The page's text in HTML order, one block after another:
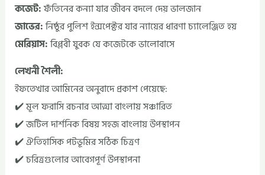
কজেট:ফঁতিনের কন্যা যার জীবন বদলে দেয় ভালজান
জাভের:নিষ্ঠুর পুলিশ ইন্সপেক্টর যার ন্যায়ের ধারণা চ্যালেঞ্জিত হয়
মেরিয়াস:বিপ্লবী যুবক যে কজেটকে ভালোবাসে
লেখনী শৈলী:
ইফতেখার আমিনের অনুবাদে প্রকাশ পেয়েছে:
✔️ মূল ফরাসি রচনার আত্মা বাংলায় সঞ্চারিত
✔️ জটিল দার্শনিক বিষয় সহজ বাংলায় উপস্থাপন
✔️ ঐতিহাসিক পটভূমির সঠিক চিত্রণ
✔️ চরিত্রগুলোর আবেগপূর্ণ উপস্থাপনা